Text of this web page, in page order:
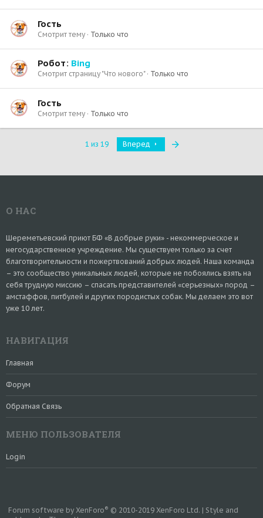
Гость
Смотрит тему Только что
Робот: Bing
Смотрит страницу "Что нового" Только что
Гость
Смотрит тему Только что
1 из 19 Вперед
О НАС
Шереметьевский приют БФ «В добрые руки» - некоммерческое и
негосударственное учреждение. Мы существуем только за счет
благотворительности и пожертвований добрых людей. Наша команда
– это сообщество уникальных людей, которые не побоялись взять на
себя трудную миссию – спасать представителей «серьезных» пород –
амстаффов, питбулей и других породистых собак. Мы делаем это вот
уже 10 лет.
НАВИГАЦИЯ
Главная
Форум
Обратная Связь
МЕНЮ ПОЛЬЗОВАТЕЛЯ
Login
Forum software by XenForo® © 2010-2019 XenForo Ltd. | Style and